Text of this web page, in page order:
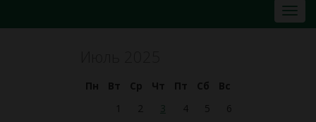
Пн Вт Ср Чт Пт Сб
Вс
1
2 3 4 5
6